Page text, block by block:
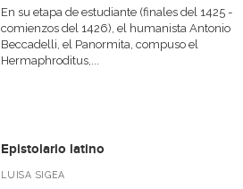
En su etapa de estudiante (finales del 1425 -
comienzos del 1426), el humanista Antonio
Beccadelli, el Panormita, compuso el
Hermaphroditus,...
Epistolario latino
LUISA SIGEA